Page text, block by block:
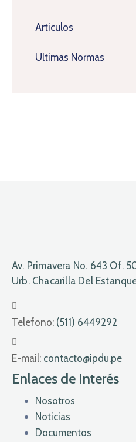
Articulos
Ultimas Normas
Av. Primavera No. 643 Of.
Urb. Chacarilla Del
Telefono: (511) 6449292
E-mail: contacto@ipdu.pe
Enlaces de Interés
Nosotros
Noticias
Documentos